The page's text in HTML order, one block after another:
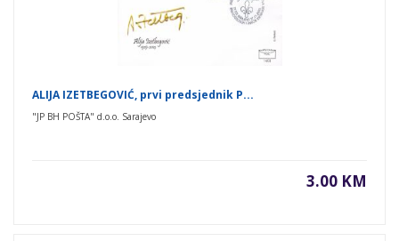
ALIJA IZETBEGOVIĆ, prvi predsjednik P...
"JP BH POŠTA" d.o.o. Sarajevo
3.00 KM